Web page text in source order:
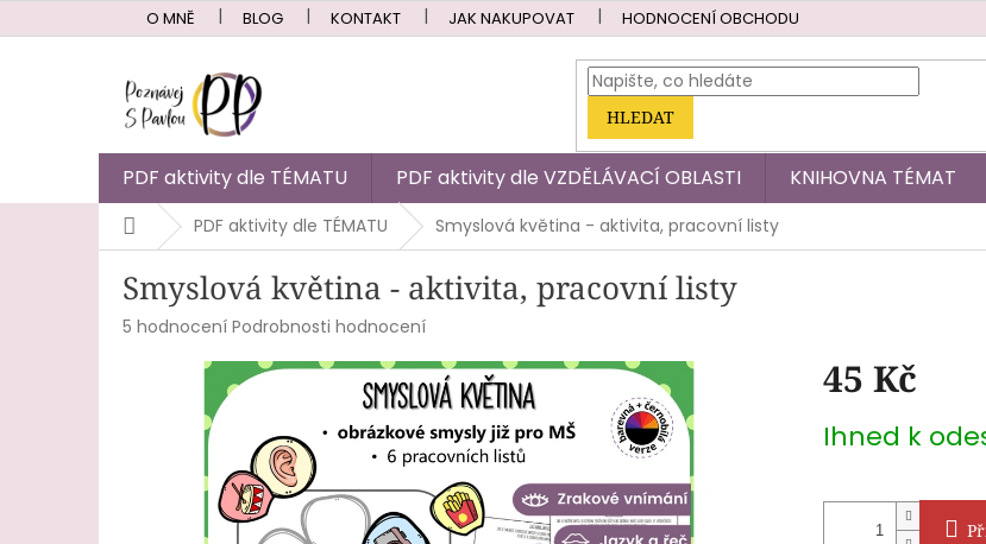
na
O MNĚ BLOG KONTAKT JAK NAKUPOVAT HODNOCENÍ OBCHODU
HLEDAT
PDF aktivity dle TÉMATU PDF aktivity dle VZDĚLÁVACÍ OBLASTI KNIHOVNA TÉMAT
DomůPDF aktivity dle TÉMATU Smyslová květina - aktivita, pracovní listy
Smyslová květina - aktivita, pracovní listy
Průměrné
hvězdiček.
5 hodnocení Podrobnosti hodnocení
45 Kč
cena:
Ihned k